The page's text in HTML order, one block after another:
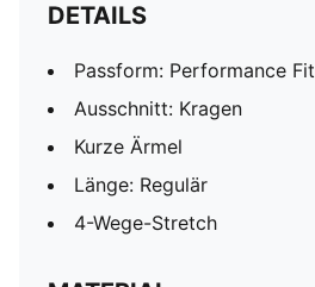
DETAILS
Passform: Performance Fit
Ausschnitt: Kragen
Kurze Ärmel
Länge: Regulär
4-Wege-Stretch